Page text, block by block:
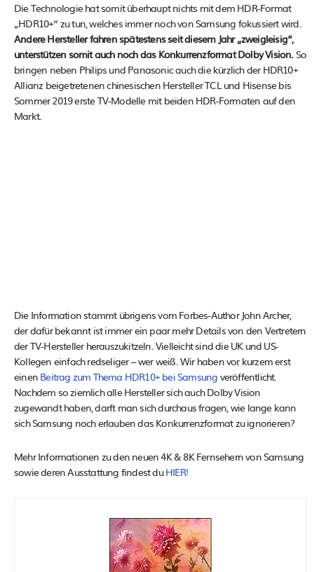
Die Technologie hat somit überhaupt nichts mit dem HDR-Format
„HDR10+“ zu tun, welches immer noch von Samsung fokussiert wird.
Andere Hersteller fahren spätestens seit diesem Jahr „zweigleisig“,
unterstützen somit auch noch das Konkurrenzformat Dolby Vision.So
bringen neben Philips und Panasonic auch die kürzlich der HDR10+
Allianz beigetretenen chinesischen Hersteller TCL und Hisense bis
Sommer 2019 erste TV-Modelle mit beiden HDR-Formaten auf den
Markt.
Die Information stammt übrigens vom Forbes-Author John Archer,
der dafür bekannt ist immer ein paar mehr Details von den Vertretern
der TV-Hersteller herauszukitzeln. Vielleicht sind die UK und US-
Kollegen einfach redseliger – wer weiß. Wir haben vor kurzem erst
einen Beitrag zum Thema HDR10+ bei Samsung veröffentlicht.
Nachdem so ziemlich alle Hersteller sich auch Dolby Vision
zugewandt haben, darft man sich durchaus fragen, wie lange kann
sich Samsung noch erlauben das Konkurrenzformat zu ignorieren?
Mehr Informationen zu den neuen 4K & 8K Fernsehern von Samsung
sowie deren Ausstattung findest duHIER!